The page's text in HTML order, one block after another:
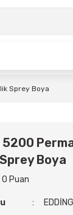
Sprey Boya
5200
Boya
Puan